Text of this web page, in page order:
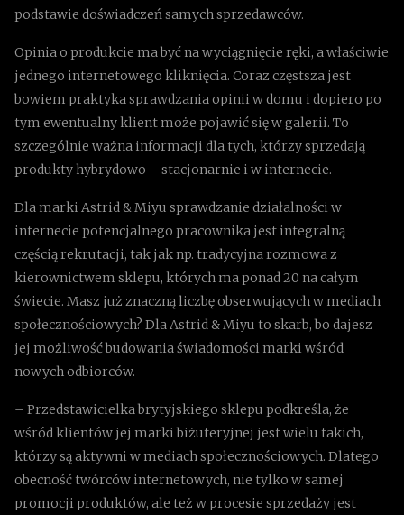
podstawie doświadczeń samych sprzedawców.
Opinia o produkcie ma być na wyciągnięcie ręki, a właściwie
jednego internetowego kliknięcia. Coraz częstsza jest
bowiem praktyka sprawdzania opinii w domu i dopiero po
tym ewentualny klient może pojawić się w galerii. To
szczególnie ważna informacji dla tych, którzy sprzedają
produkty hybrydowo – stacjonarnie i w internecie.
Dla marki Astrid & Miyu sprawdzanie działalności w
internecie potencjalnego pracownika jest integralną
częścią rekrutacji, tak jak np. tradycyjna rozmowa z
kierownictwem sklepu, których ma ponad 20 na całym
świecie. Masz już znaczną liczbę obserwujących w mediach
społecznościowych? Dla Astrid & Miyu to skarb, bo dajesz
jej możliwość budowania świadomości marki wśród
nowych odbiorców.
– Przedstawicielka brytyjskiego sklepu podkreśla, że
wśród klientów jej marki biżuteryjnej jest wielu takich,
którzy są aktywni w mediach społecznościowych. Dlatego
obecność twórców internetowych, nie tylko w samej
promocji produktów, ale też w procesie sprzedaży jest